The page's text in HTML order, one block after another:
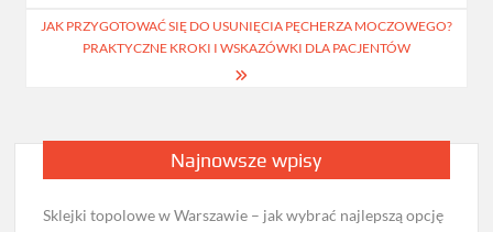
JAK PRZYGOTOWAĆ SIĘ DO USUNIĘCIA PĘCHERZA MOCZOWEGO?
PRAKTYCZNE KROKI I WSKAZÓWKI DLA PACJENTÓW
Najnowsze wpisy
Sklejki topolowe w Warszawie – jak wybrać najlepszą opcję